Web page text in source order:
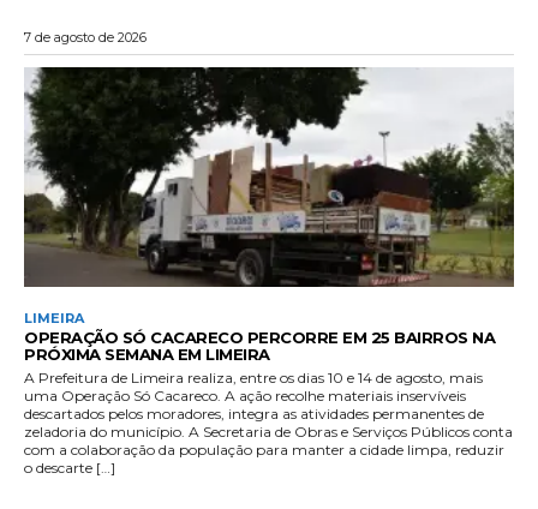
7 de agosto de 2026
LIMEIRA
OPERAÇÃO SÓ CACARECO PERCORRE EM 25 BAIRROS NA
PRÓXIMA SEMANA EM LIMEIRA
A Prefeitura de Limeira realiza, entre os dias 10 e 14 de agosto, mais
uma Operação Só Cacareco. A ação recolhe materiais inservíveis
descartados pelos moradores, integra as atividades permanentes de
zeladoria do município. A Secretaria de Obras e Serviços Públicos conta
com a colaboração da população para manter a cidade limpa, reduzir
o descarte […]